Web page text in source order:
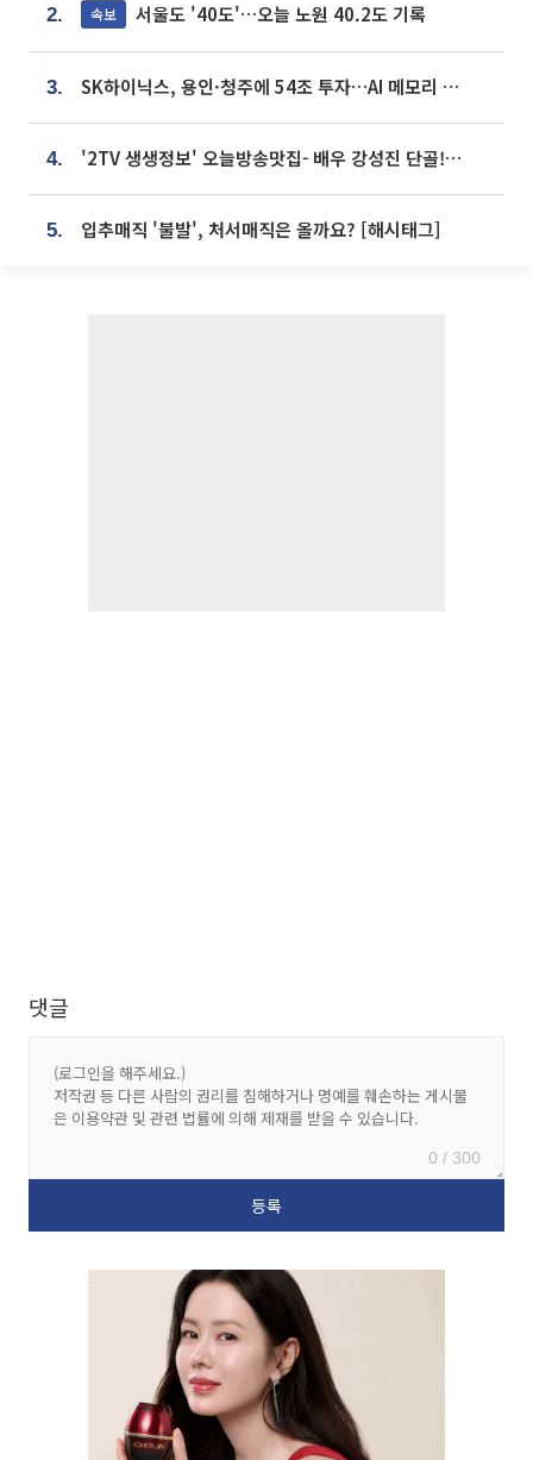
2. 속보 서울도 '40도'…오늘 노원 40.2도 기록
3. SK하이닉스, 용인·청주에 54조 투자…AI 메모리 생산기지 키운다
4. '2TV 생생정보' 오늘방송맛집- 배우 강성진 단골! 쌀국수ㆍ푸팟퐁 커리 맛집 '블○○○'
5. 입추매직 '불발', 처서매직은 올까요? [해시태그]
댓글
0 / 300